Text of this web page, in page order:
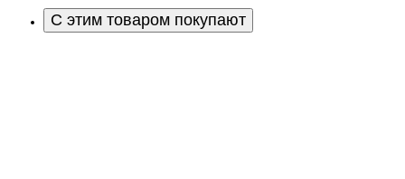
С этим товаром покупают